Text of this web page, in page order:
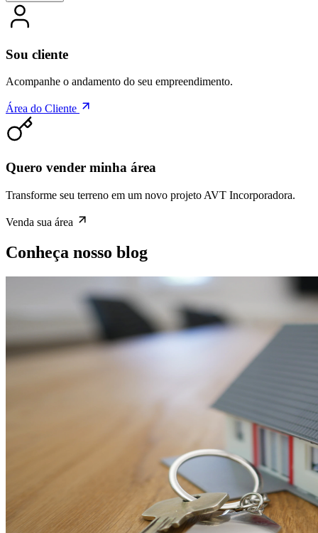
Sou cliente
Acompanhe o andamento do seu empreendimento.
Área do Cliente
Quero vender minha área
Transforme seu terreno em um novo projeto AVT Incorporadora.
Venda sua área
Conheça nosso blog